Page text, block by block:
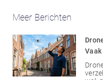
Meer Berichten